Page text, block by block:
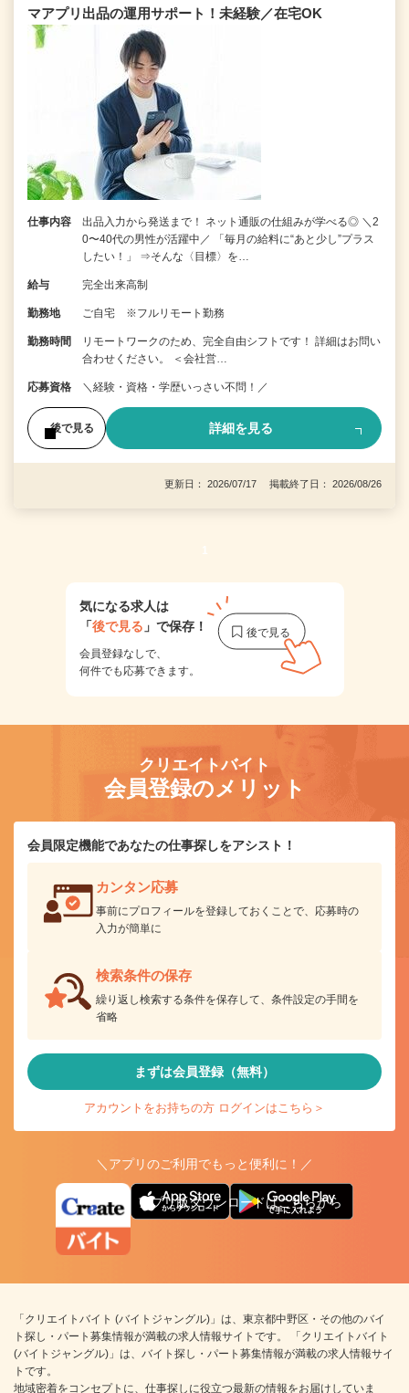
マアプリ出品の運用サポート！未経験／在宅OK
仕事内容
出品入力から発送まで！ ネット通販の仕組みが学べる◎ ＼2
0〜40代の男性が活躍中／ 「毎月の給料に“あと少し”プラス
したい！」 ⇒そんな〈目標〉を…
給与 完全出来高制
勤務地 ご自宅 ※フルリモート勤務
勤務時間
リモートワークのため、完全自由シフトです！ 詳細はお問い
合わせください。 ＜会社営…
応募資格 ＼経験・資格・学歴いっさい不問！／
後で見る 詳細を見る
更新日： 2026/07/17 掲載終了日： 2026/08/26
1
気になる求人は
「後で見る 」で保存！
会員登録なしで、
何件でも応募できます。
クリエイトバイト
会員登録のメリット
会員限定機能であなたの仕事探しをアシスト！
カンタン応募
事前にプロフィールを登録しておくことで、応募時の
入力が簡単に
検索条件の保存
繰り返し検索する条件を保存して、条件設定の手間を
省略
まずは会員登録（無料）
アカウントをお持ちの方 ログインはこちら＞
＼アプリのご利用でもっと便利に！／
アプリ版ダウンロードはこちらから
「クリエイトバイト (バイトジャングル)」は、東京都中野区・その他のバイ
ト探し・パート募集情報が満載の求人情報サイトです。 「クリエイトバイト
(バイトジャングル)」は、バイト探し・パート募集情報が満載の求人情報サイ
トです。
地域密着をコンセプトに、仕事探しに役立つ最新の情報をお届けしていま